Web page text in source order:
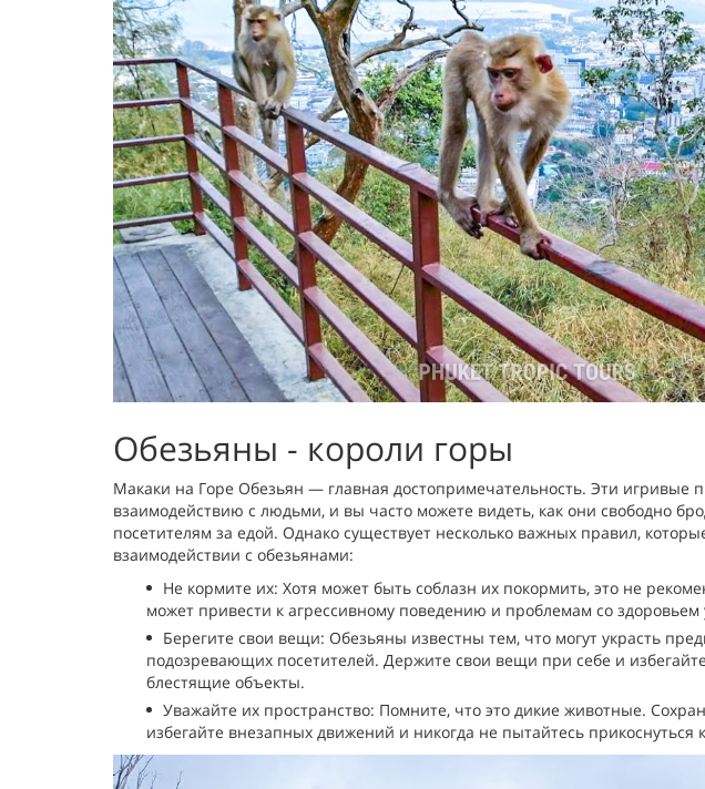
Обезьяны - короли горы
Макаки на Горе Обезьян — главная достопримечательность. Эти игривые
взаимодействию с людьми, и вы часто можете видеть, как они свободно
посетителям за едой. Однако существует несколько важных правил,
взаимодействии с обезьянами:
Не кормите их: Хотя может быть соблазн их покормить, это не
может привести к агрессивному поведению и проблемам со здоровьем
Берегите свои вещи: Обезьяны известны тем, что могут украсть
подозревающих посетителей. Держите свои вещи при себе и
блестящие объекты.
Уважайте их пространство: Помните, что это дикие животные.
избегайте внезапных движений и никогда не пытайтесь